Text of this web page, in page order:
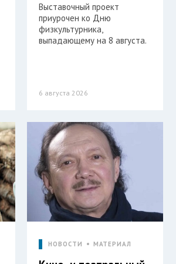
Выставочный проект
приурочен ко Дню
физкультурника,
выпадающему на 8 августа.
6 августа 2026
НОВОСТИ МАТЕРИАЛ